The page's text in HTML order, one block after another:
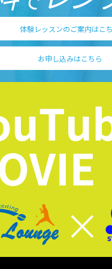
体験レッスンのご案内はこ
お申し込みはこちら